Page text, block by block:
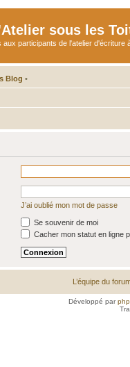
sous les
participants de l'atelier d'écriture
Blog •
J’ai oublié mon mot de passe
Se souvenir de moi
Cacher mon statut en ligne
L’équipe du
Développé par